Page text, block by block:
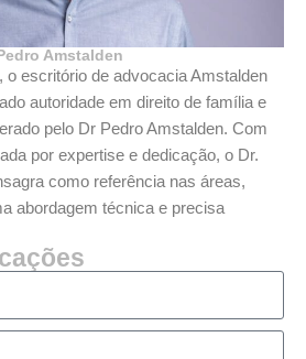
Amstalden
o escritório de advocacia Amstalden
autoridade em direito de família e
pelo Dr Pedro Amstalden. Com
por expertise e dedicação, o Dr.
como referência nas áreas,
abordagem técnica e precisa